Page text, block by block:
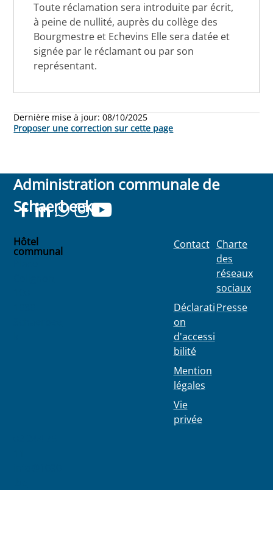
Toute réclamation sera introduite par écrit,
à peine de nullité, auprès du collège des
Bourgmestre et Echevins Elle sera datée et
signée par le réclamant ou par son
représentant.
Dernière mise à jour:08/10/2025
Proposer une correction sur cette page
Administration communale de
Schaerbeek
Hôtel
communal
Contact
Déclarati
on
d'accessi
bilité
Mention
légales
Vie
privée
Charte
des
réseaux
sociaux
Presse